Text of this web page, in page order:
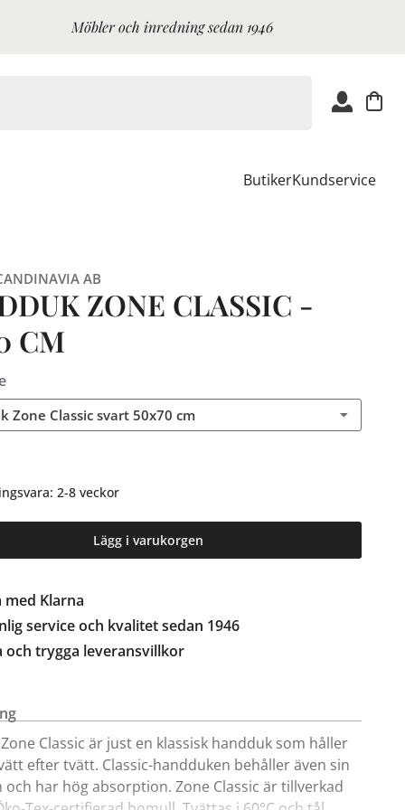
Möbler och inredning sedan 1946
ButikerKundservice
AB
ZONE CLASSIC -
CM
Zone Classic svart 50x70 cm
2-8 veckor
Lägg i varukorgen
med Klarna
service och kvalitet sedan 1946
och trygga leveransvillkor
Classic är just en klassisk handduk som håller
efter tvätt. Classic-handduken behåller även sin
och har hög absorption. Zone Classic är tillverkad